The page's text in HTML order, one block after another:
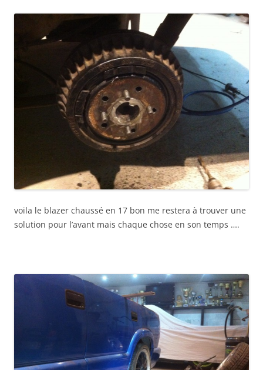
voila le blazer chaussé en 17 bon me restera à trouver une
solution pour l’avant mais chaque chose en son temps ….